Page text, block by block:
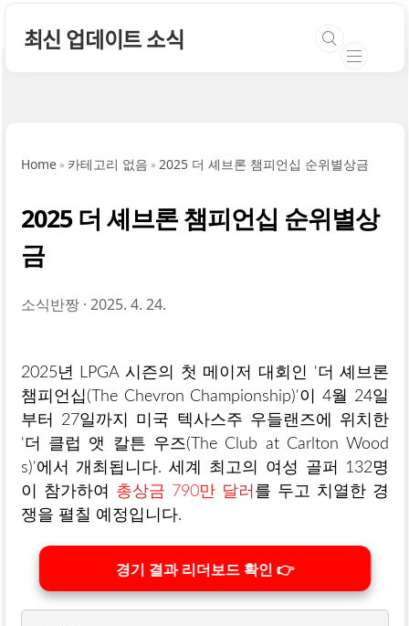
최신 업데이트 소식
Home 카테고리 없음 2025 더 셰브론 챔피언십 순위별상금
2025 더 셰브론 챔피언십 순위별상
금
소식반짱 2025. 4. 24.
2025년 LPGA 시즌의 첫 메이저 대회인 '더 셰브론
챔피언십(The Chevron Championship)'이 4월 24일
부터 27일까지 미국 텍사스주 우들랜즈에 위치한
'더 클럽 앳 칼튼 우즈(The Club at Carlton Wood
s)'에서 개최됩니다. 세계 최고의 여성 골퍼 132명
이 참가하여 총상금 790만 달러 를 두고 치열한 경
쟁을 펼칠 예정입니다.
경기 결과 리더보드 확인 👉